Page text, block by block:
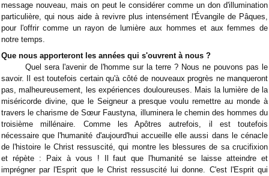
message nouveau, mais on peut le considérer comme un don d'illumination
particulière, qui nous aide à revivre plus intensément l'Évangile de Pâques,
pour l'offrir comme un rayon de lumière aux hommes et aux femmes de
notre temps.
Que nous apporteront les années qui s'ouvrent à nous ?
Quel sera l'avenir de l'homme sur la terre ? Nous ne pouvons pas le
savoir. Il est toutefois certain qu'à côté de nouveaux progrès ne manqueront
pas, malheureusement, les expériences douloureuses. Mais la lumière de la
miséricorde divine, que le Seigneur a presque voulu remettre au monde à
travers le charisme de Sœur Faustyna, illuminera le chemin des hommes du
troisième millénaire. Comme les Apôtres autrefois, il est toutefois
nécessaire que l'humanité d'aujourd'hui accueille elle aussi dans le cénacle
de l'histoire le Christ ressuscité, qui montre les blessures de sa crucifixion
et répète : Paix à vous ! Il faut que l'humanité se laisse atteindre et
imprégner par l'Esprit que le Christ ressuscité lui donne. C'est l'Esprit qui